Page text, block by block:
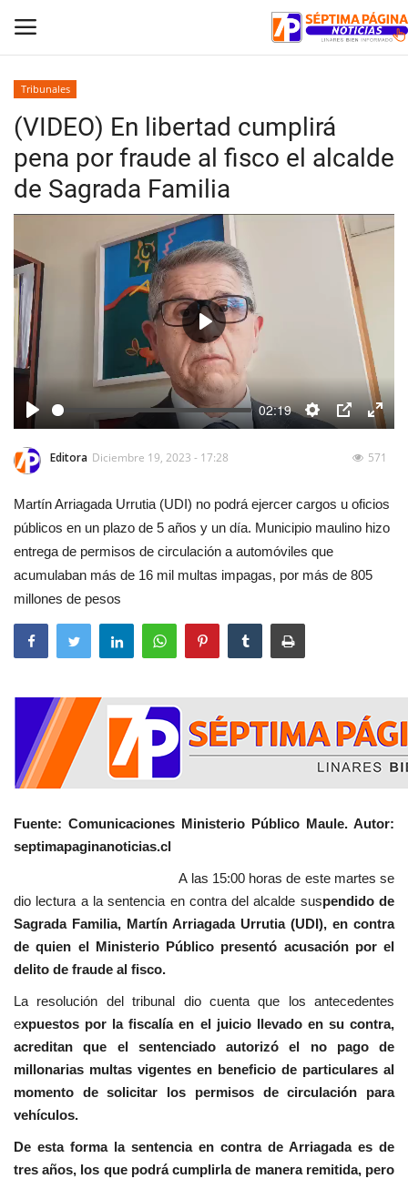
Inicio
Crónica
Policial
Tribunales
Deporte
Política
Espectáculos
Tribunales
(VIDEO) En libertad cumplirá
pena por fraude al fisco el alcalde
de Sagrada Familia
Play
02:19
Settings
PIP
Enter
Play
Editora Diciembre 19, 2023 - 17:28 571
Martín Arriagada Urrutia (UDI) no podrá ejercer cargos u oficios
públicos en un plazo de 5 años y un día. Municipio maulino hizo
entrega de permisos de circulación a automóviles que
acumulaban más de 16 mil multas impagas, por más de 805
millones de pesos
Fuente: Comunicaciones Ministerio Público Maule. Autor:
septimapaginanoticias.cl
A las 15:00 horas de este martes se
dio lectura a la sentencia en contra del alcalde suspendido de
Sagrada Familia, Martín Arriagada Urrutia (UDI), en contra
de quien el Ministerio Público presentó acusación por el
delito de fraude al fisco.
La resolución del tribunal dio cuenta que los antecedentes
expuestos por la fiscalía en el juicio llevado en su contra,
acreditan que el sentenciado autorizó el no pago de
millonarias multas vigentes en beneficio de particulares al
momento de solicitar los permisos de circulación para
vehículos.
De esta forma la sentencia en contra de Arriagada es de
tres años, los que podrá cumplirla de manera remitida, pero